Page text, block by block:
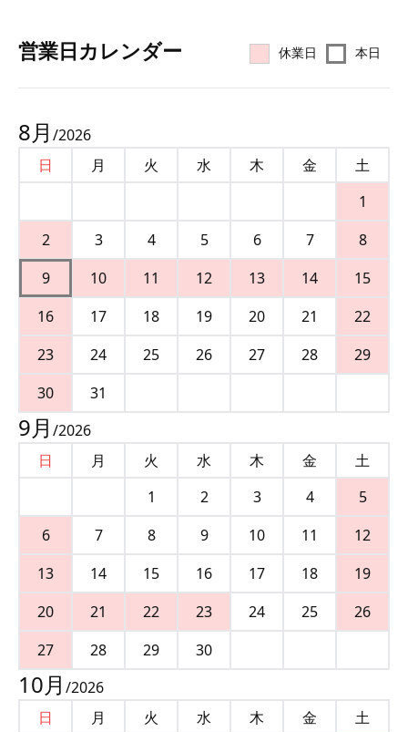
営業⽇カレンダー 休業日 本日
8月 /2026
日
月 火 水 木 金
土
1
2
3 4 5 6 7
8
9
10 11 12 13 14
15
16
17 18 19 20 21
22
23
24 25 26 27 28
29
30
31
9月 /2026
日
月 火 水 木 金
土
1
2 3 4
5
6
7 8 9 10 11
12
13
14 15 16 17 18
19
20
21 22 23 24 25
26
27
28 29 30
10月 /2026
日
月 火 水 木 金
土